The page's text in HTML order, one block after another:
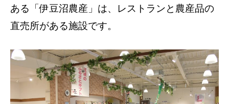
ある「伊豆沼農産」は、レストランと農産品の
直売所がある施設です。